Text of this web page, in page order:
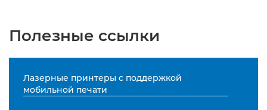
Полезные ссылки
Лазерные принтеры с поддержкой
мобильной печати